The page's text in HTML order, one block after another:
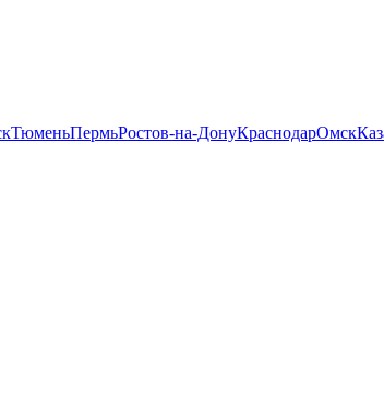
ТюменьПермьРостов-на-ДонуКраснодарОмск